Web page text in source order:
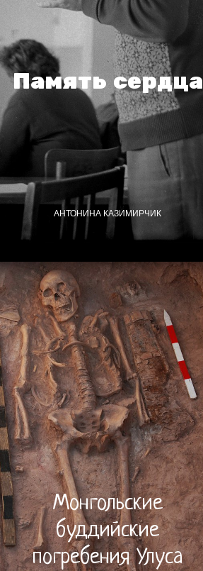
Память сердца
АНТОНИНА КАЗИМИРЧИК
Монгольские
буддийские
погребения Улуса